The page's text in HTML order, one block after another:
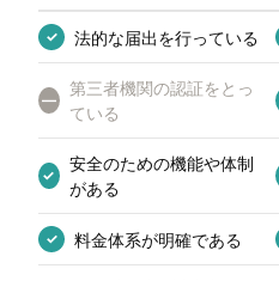
✓ 法的な届出を行っている
—
第三者機関の認証をとっ
ている
✓
安全のための機能や体制
がある
✓ 料金体系が明確である